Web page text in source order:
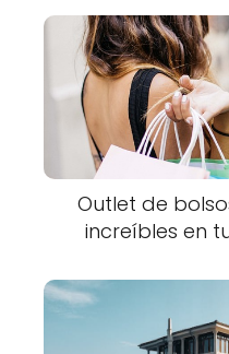
Outlet de
increíbles en